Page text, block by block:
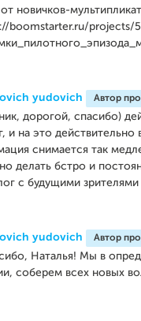
новичков-
boomstarter.ru/projects/
yudovich Автор
дорогой, спасибо)
и на это действительно
снимается так
делать бстро и
с будущими
yudovich Автор
Наталья! Мы в
соберем всех новых